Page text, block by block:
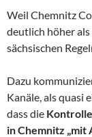
Weil Chemnitz
deutlich höher
sächsischen
Dazu
Kanäle, als quasi
dass die
in Chemnitz „mit